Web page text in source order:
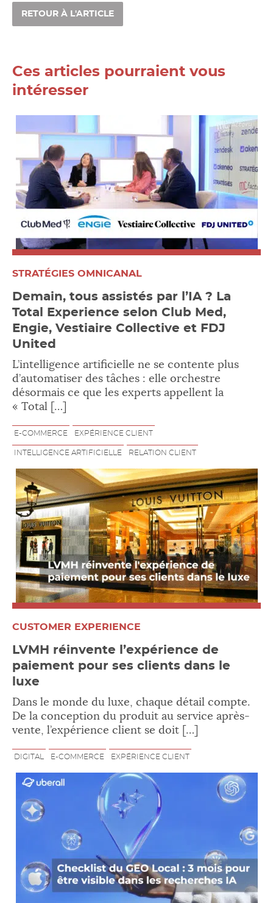
RETOUR À L'ARTICLE
Ces articles pourraient vous
intéresser
STRATÉGIES OMNICANAL
Demain, tous assistés par l’IA ? La
Total Experience selon Club Med,
Engie, Vestiaire Collective et FDJ
United
L’intelligence artificielle ne se contente plus
d’automatiser des tâches : elle orchestre
désormais ce que les experts appellent la
« Total […]
E-COMMERCE EXPÉRIENCE CLIENT
INTELLIGENCE ARTIFICIELLE RELATION CLIENT
CUSTOMER EXPERIENCE
LVMH réinvente l’expérience de
paiement pour ses clients dans le
luxe
Dans le monde du luxe, chaque détail compte.
De la conception du produit au service après-
vente, l’expérience client se doit […]
DIGITAL E-COMMERCE EXPÉRIENCE CLIENT